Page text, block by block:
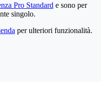
Pro Standard e sono per
singolo.
per ulteriori funzionalità.